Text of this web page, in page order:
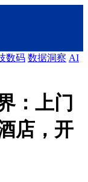
数码 数据洞察 AI
：上门
店，开